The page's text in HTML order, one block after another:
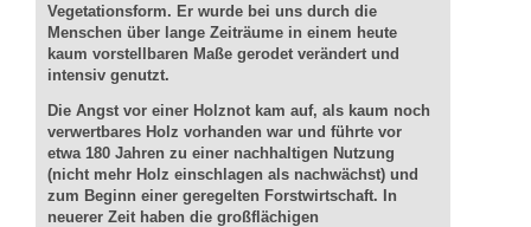
Vegetationsform. Er wurde bei uns durch die
Menschen über lange Zeiträume in einem heute
kaum vorstellbaren Maße gerodet verändert und
intensiv genutzt.
Die Angst vor einer Holznot kam auf, als kaum noch
verwertbares Holz vorhanden war und führte vor
etwa 180 Jahren zu einer nachhaltigen Nutzung
(nicht mehr Holz einschlagen als nachwächst) und
zum Beginn einer geregelten Forstwirtschaft. In
neuerer Zeit haben die großflächigen